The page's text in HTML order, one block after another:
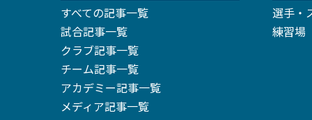
すべての記事一覧
試合記事一覧
クラブ記事一覧
チーム記事一覧
アカデミー記事一覧
メディア記事一覧
選手・
練習場